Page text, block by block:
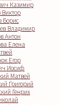
Казимир
Виктор
Борис
Владимир
Антон
Елена
Егор
Иосиф
Матвей
Григорий
Генрих